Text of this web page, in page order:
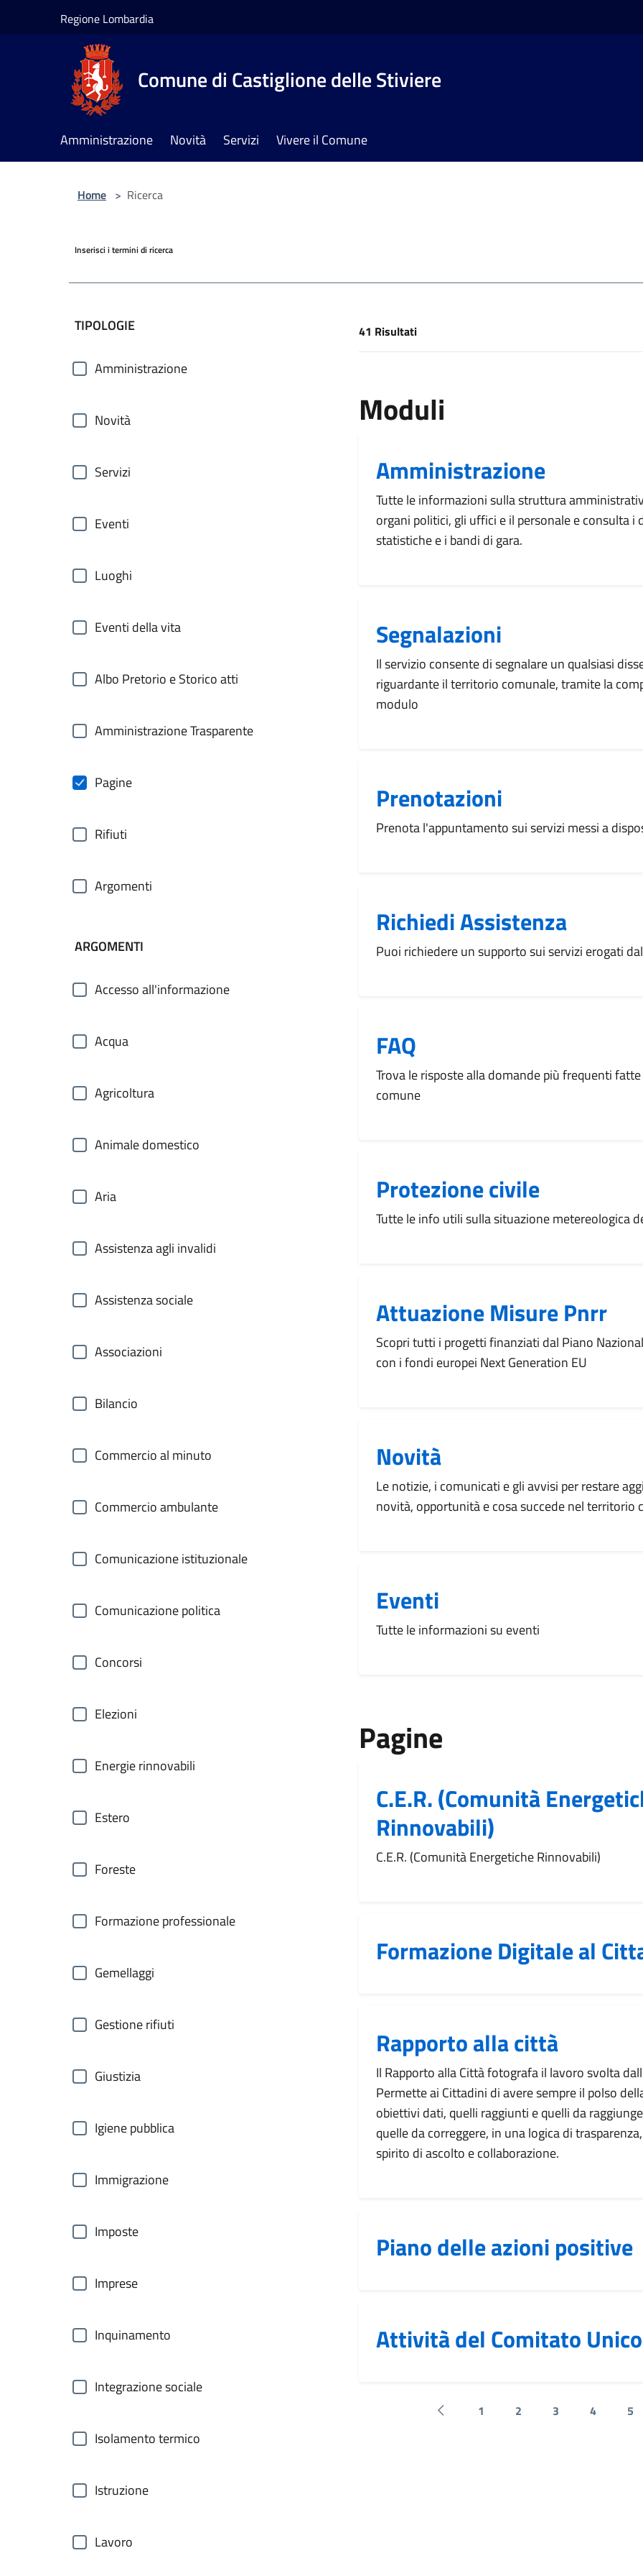
Regione Lombardia
Comune di Castiglione delle Stiviere
Amministrazione Novità Servizi Vivere il Comune
Home > Ricerca
Inserisci i termini di ricerca
filtri da applicare
TIPOLOGIE
Amministrazione
Novità
Servizi
Eventi
Luoghi
Eventi della vita
Albo Pretorio e Storico atti
Amministrazione Trasparente
Pagine
Rifiuti
Argomenti
ARGOMENTI
Accesso all'informazione
Acqua
Agricoltura
Animale domestico
Aria
Assistenza agli invalidi
Assistenza sociale
Associazioni
Bilancio
Commercio al minuto
Commercio ambulante
Comunicazione istituzionale
Comunicazione politica
Concorsi
Elezioni
Energie rinnovabili
Estero
Foreste
Formazione professionale
Gemellaggi
Gestione rifiuti
Giustizia
Igiene pubblica
Immigrazione
Imposte
Imprese
Inquinamento
Integrazione sociale
Isolamento termico
Istruzione
Lavoro
[results] Risultati
41 Risultati
Moduli
Amministrazione
Tutte le informazioni sulla struttura
organi politici, gli uffici e il personale e consulta i
statistiche e i bandi di gara.
Segnalazioni
Il servizio consente di segnalare un qualsiasi
riguardante il territorio comunale, tramite la
modulo
Prenotazioni
Prenota l'appuntamento sui servizi messi a
Richiedi Assistenza
Puoi richiedere un supporto sui servizi erogati
FAQ
Trova le risposte alla domande più frequenti
comune
Protezione civile
Tutte le info utili sulla situazione metereologica
Attuazione Misure Pnrr
Scopri tutti i progetti finanziati dal Piano
con i fondi europei Next Generation EU
Novità
Le notizie, i comunicati e gli avvisi per restare
novità, opportunità e cosa succede nel territorio
Eventi
Tutte le informazioni su eventi
Pagine
C.E.R. (Comunità
Rinnovabili)
C.E.R. (Comunità Energetiche Rinnovabili)
Formazione Digitale al
Rapporto alla città
Il Rapporto alla Città fotografa il lavoro svolta
Permette ai Cittadini di avere sempre il polso
obiettivi dati, quelli raggiunti e quelli da
quelle da correggere, in una logica di
spirito di ascolto e collaborazione.
Piano delle azioni positive
Attività del Comitato
Pagina precedente
1 2 3 4 5